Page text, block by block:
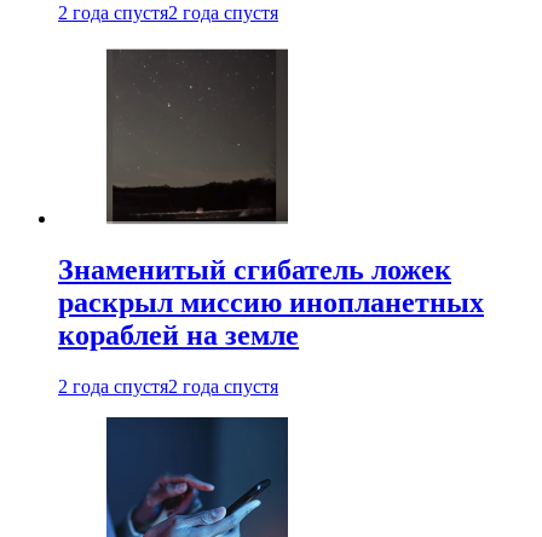
2 года спустя2 года спустя
Знаменитый сгибатель ложек
раскрыл миссию инопланетных
кораблей на земле
2 года спустя2 года спустя